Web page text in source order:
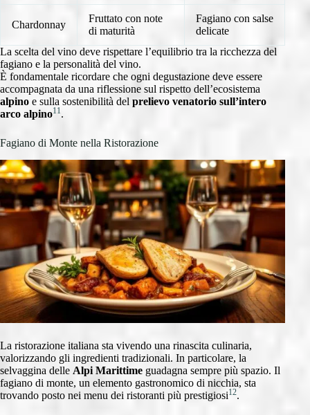
Chardonnay
Fruttato con note
di maturità
Fagiano con salse
delicate
La scelta del vino deve rispettare l’equilibrio tra la ricchezza del
fagiano e la personalità del vino.
È fondamentale ricordare che ogni degustazione deve essere
accompagnata da una riflessione sul rispetto dell’ecosistema
alpino e sulla sostenibilità del prelievo venatorio sull’intero
arco alpino11.
Fagiano di Monte nella Ristorazione
La ristorazione italiana sta vivendo una rinascita culinaria,
valorizzando gli ingredienti tradizionali. In particolare, la
selvaggina delle Alpi Marittime guadagna sempre più spazio. Il
fagiano di monte, un elemento gastronomico di nicchia, sta
trovando posto nei menu dei ristoranti più prestigiosi12.